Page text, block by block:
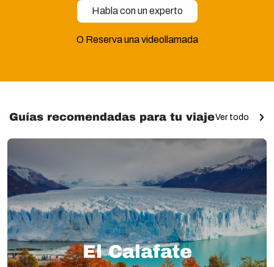
Habla con un experto
O Reserva una videollamada
Guías recomendadas para tu viajeVer todo
El Calafate